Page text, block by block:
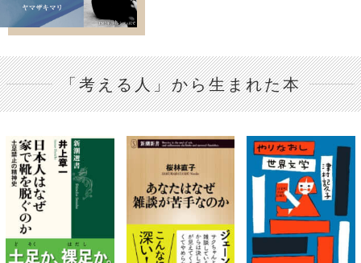
「考える人」から生まれた本